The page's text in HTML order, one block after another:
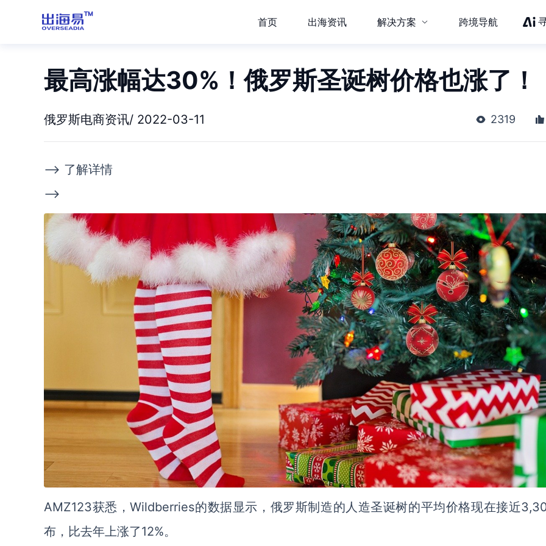
首页 出海资讯 解决方案 跨境导航
最高涨幅达30%！俄罗斯圣诞树价格也涨了！
俄罗斯电商资讯/ 2022-03-11 2319
--> 了解详情
-->
AMZ123获悉，Wildberries的数据显示，俄罗斯制造的人造圣诞树的平均价格现在接近
布，比去年上涨了12%。